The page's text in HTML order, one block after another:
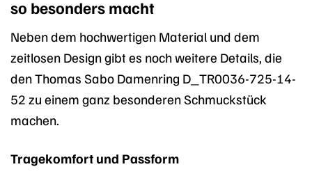
so besonders macht
Neben dem hochwertigen Material und dem
zeitlosen Design gibt es noch weitere Details, die
den Thomas Sabo Damenring D_TR0036-725-14-
52 zu einem ganz besonderen Schmuckstück
machen.
Tragekomfort und Passform